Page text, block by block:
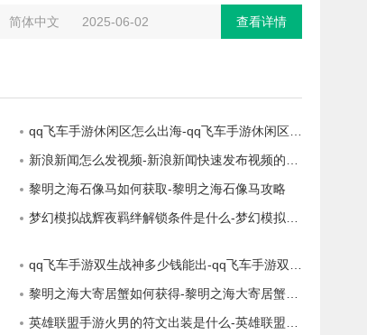
简体中文 2025-06-02 查看详情
qq飞车手游休闲区怎么出海-qq飞车手游休闲区出海方法
新浪新闻怎么发视频-新浪新闻快速发布视频的方法
黎明之海石像马如何获取-黎明之海石像马攻略
梦幻模拟战辉夜羁绊解锁条件是什么-梦幻模拟战羁绊解锁条件一览
qq飞车手游双生战神多少钱能出-qq飞车手游双生战神大概多少钱
黎明之海大寄居蟹如何获得-黎明之海大寄居蟹攻略
英雄联盟手游火男的符文出装是什么-英雄联盟手游火男的符文出装攻略